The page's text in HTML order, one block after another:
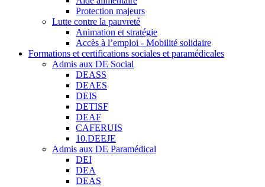
Protection majeurs
Lutte contre la pauvreté
Animation et stratégie
Accès à l’emploi - Mobilité solidaire
Formations et certifications sociales et paramédicales
Admis aux DE Social
DEASS
DEAES
DEIS
DETISF
DEAF
CAFERUIS
10.DEEJE
Admis aux DE Paramédical
DEI
DEA
DEAS